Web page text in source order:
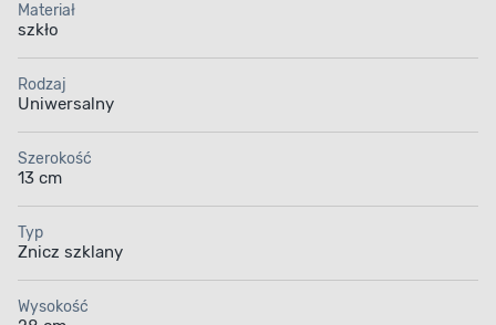
Materiał
szkło
Rodzaj
Uniwersalny
Szerokość
13 cm
Typ
Znicz szklany
Wysokość